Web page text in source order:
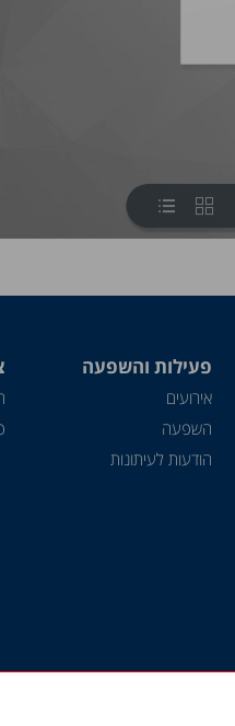
פעילות והשפעה
אירועים
השפעה
הודעות לעיתונות